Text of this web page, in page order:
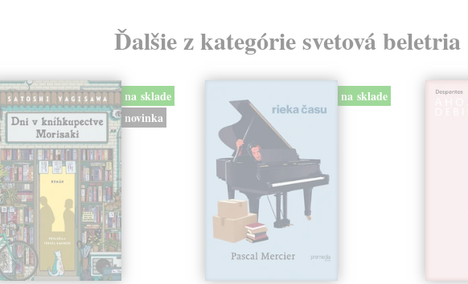
Ďalšie z kategórie svetová beletria
na sklade
novinka
na sklade